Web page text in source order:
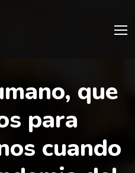
que
para
cuando